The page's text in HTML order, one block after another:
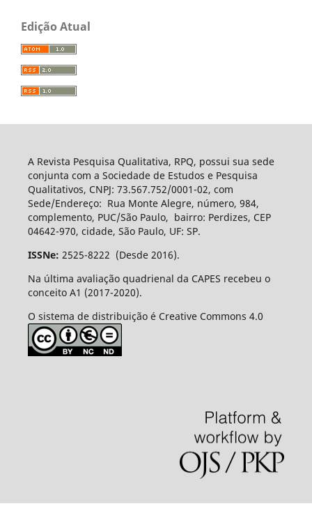
Edição Atual
A Revista Pesquisa Qualitativa, RPQ, possui sua sede
conjunta com a Sociedade de Estudos e Pesquisa
Qualitativos, CNPJ: 73.567.752/0001-02, com
Sede/Endereço: Rua Monte Alegre, número, 984,
complemento, PUC/São Paulo, bairro: Perdizes, CEP
04642-970, cidade, São Paulo, UF: SP.
ISSNe: 2525-8222 (Desde 2016).
Na última avaliação quadrienal da CAPES recebeu o
conceito A1 (2017-2020).
O sistema de distribuição é Creative Commons 4.0